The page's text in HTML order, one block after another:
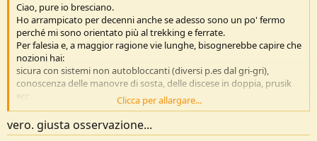
Ciao, pure io bresciano.
Ho arrampicato per decenni anche se adesso sono un po' fermo
perché mi sono orientato più al trekking e ferrate.
Per falesia e, a maggior ragione vie lunghe, bisognerebbe capire che
nozioni hai:
sicura con sistemi non autobloccanti (diversi p.es dal gri-gri),
conoscenza delle manovre di sosta, delle discese in doppia, prusik
ecc.
Ovvero: stai cercando qualcuno con cui fare vie e quanto sopra già
lo sai, o qualcuno che ti insegni la tecnica di base? Anche a livello di
responsabilità sono due cose parecchio differenti.
Clicca per allargare...
vero. giusta osservazione...